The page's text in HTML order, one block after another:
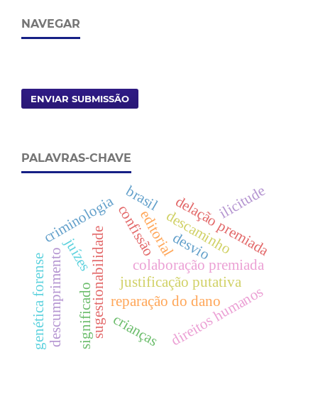
NAVEGAR
ENVIAR SUBMISSÃO
PALAVRAS-CHAVE
colaboração premiada
delação premiada
confissão
sugestionabilidade reparação do dano
descaminho
desvio
significado
criminologia editorial
brasil
direitos humanos
ilicitude
justificação putativa
crianças
juízes
descumprimento
genética forense